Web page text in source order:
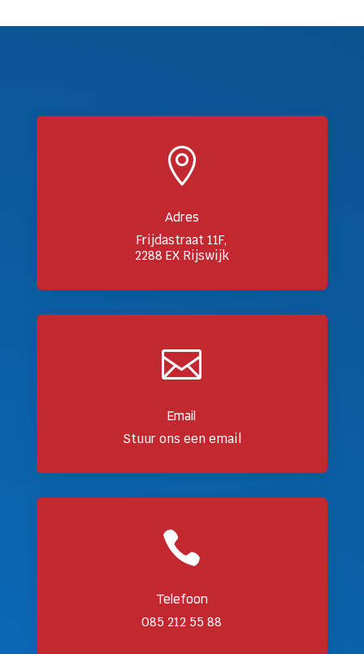

Adres
Frijdastraat 11F,
2288 EX Rijswijk

Email
Stuur ons een email

Telefoon
085 212 55 88